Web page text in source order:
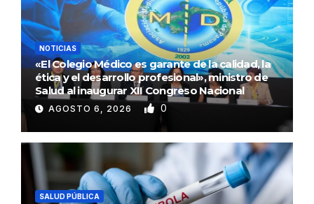
NOTICIAS
«El Colegio Médico es garante de la calidad, la
ética y el desarrollo profesional», ministro de
Salud al inaugurar XII Congreso Nacional
AGOSTO 6, 2026 0
SALUD PÚBLICA